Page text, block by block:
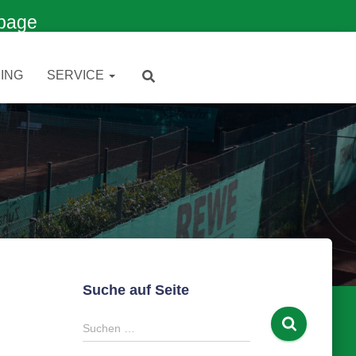
SERVICE
Suche auf Seite
S
u
Suchen …